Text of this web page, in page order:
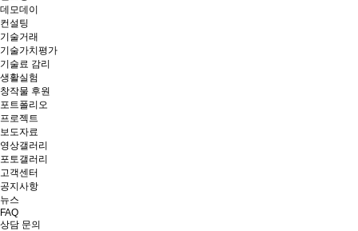
데모데이
컨설팅
기술거래
기술가치평가
기술료 감리
생활실험
창작물 후원
포트폴리오
프로젝트
보도자료
영상갤러리
포토갤러리
고객센터
공지사항
뉴스
FAQ
상담 문의